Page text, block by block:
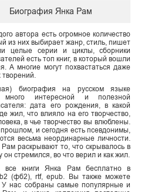
Биография Янка Рам
автора есть огромное количество
из них выбирает жанр, стиль, пишет
целые серии и циклы, сборники
есть топ книг, в который вошли
А многие могут похвастаться даже
творений.
биография на русском языке
много интересной и полезной
дата его рождения, в какой
жил, что влияло на его творчество,
в чье творчество вы влюблены.
и сегодня есть псевдонимы,
весьма неординарные личности.
раскрывают то, что скрывалось в
он стремился, во что верил и как жил.
все книги Янка Рам бесплатно в
(фб2), rtf, epub. Вы также можете
У нас собраны самые популярные и